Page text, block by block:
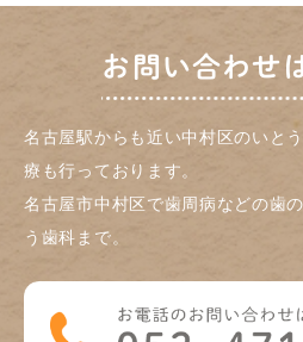
お問い合わせ
名古屋駅からも近い中村区のいと
療も行っております。
名古屋市中村区で歯周病などの歯
う歯科まで。